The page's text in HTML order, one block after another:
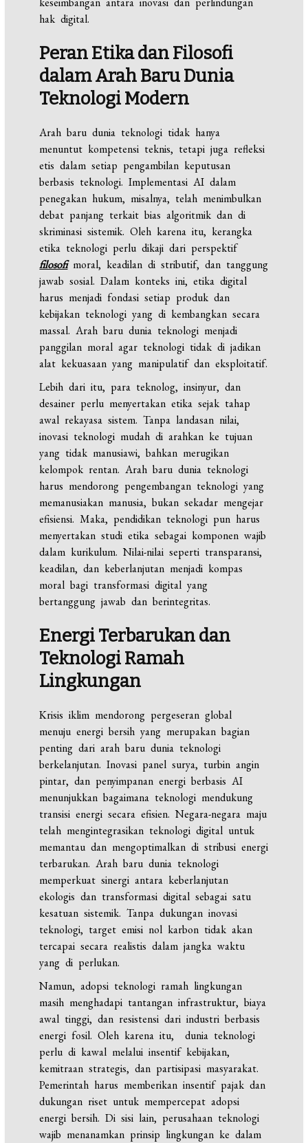
hak digital.
Peran Etika dan Filosofi
dalamArahBaruDunia
TeknologiModern
Arah baru dunia teknologi tidak hanya
menuntut kompetensi teknis, tetapi juga refleksi
etis dalam setiap pengambilan keputusan
berbasis teknologi. Implementasi AI dalam
penegakan hukum, misalnya, telah menimbulkan
debat panjang terkait bias algoritmik dan di
skriminasi sistemik. Oleh karena itu, kerangka
etika teknologi perlu dikaji dari perspektif
filosofimoral, keadilan di stributif, dan tanggung
jawab sosial. Dalam konteks ini, etika digital
harus menjadi fondasi setiap produk dan
kebijakan teknologi yang di kembangkan secara
massal. Arah baru dunia teknologi menjadi
panggilan moral agar teknologi tidak di jadikan
alat kekuasaan yang manipulatif dan eksploitatif.
Lebih dari itu, para teknolog, insinyur, dan
desainer perlu menyertakan etika sejak tahap
awal rekayasa sistem. Tanpa landasan nilai,
inovasi teknologi mudah di arahkan ke tujuan
yang tidak manusiawi, bahkan merugikan
kelompok rentan. Arah baru dunia teknologi
harus mendorong pengembangan teknologi yang
memanusiakan manusia, bukan sekadar mengejar
efisiensi. Maka, pendidikan teknologi pun harus
menyertakan studi etika sebagai komponen wajib
dalam kurikulum. Nilai-nilai seperti transparansi,
keadilan, dan keberlanjutan menjadi kompas
moral bagi transformasi digital yang
bertanggung jawab dan berintegritas.
Energi Terbarukan dan
Teknologi Ramah
Lingkungan
Krisis iklim mendorong pergeseran global
menuju energi bersih yang merupakan bagian
penting dari arah baru dunia teknologi
berkelanjutan. Inovasi panel surya, turbin angin
pintar, dan penyimpanan energi berbasis AI
menunjukkan bagaimana teknologi mendukung
transisi energi secara efisien. Negara-negara maju
telah mengintegrasikan teknologi digital untuk
memantau dan mengoptimalkan di stribusi energi
terbarukan. Arah baru dunia teknologi
memperkuat sinergi antara keberlanjutan
ekologis dan transformasi digital sebagai satu
kesatuan sistemik. Tanpa dukungan inovasi
teknologi, target emisi nol karbon tidak akan
tercapai secara realistis dalam jangka waktu
yang di perlukan.
Namun, adopsi teknologi ramah lingkungan
masih menghadapi tantangan infrastruktur, biaya
awal tinggi, dan resistensi dari industri berbasis
energi fosil. Oleh karena itu, dunia teknologi
perlu di kawal melalui insentif kebijakan,
kemitraan strategis, dan partisipasi masyarakat.
Pemerintah harus memberikan insentif pajak dan
dukungan riset untuk mempercepat adopsi
energi bersih. Di sisi lain, perusahaan teknologi
wajib menanamkan prinsip lingkungan ke dalam